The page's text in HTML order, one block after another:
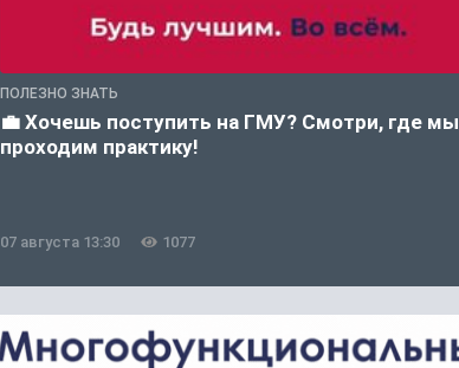
ПОЛЕЗНО ЗНАТЬ
💼 Хочешь поступить на ГМУ? Смотри, где мы
проходим практику!
07 августа 13:30 1077